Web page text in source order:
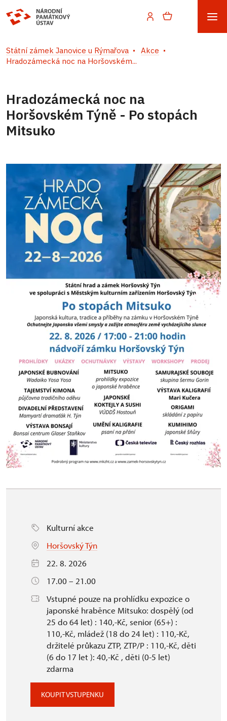
Státní zámek Janovice u Rýmařova
Akce
Hradozámecká noc na Horšovském...
Hradozámecká noc na
Horšovském Týně - Po stopách
Mitsuko
Kulturní akce
Horšovský Týn
22. 8. 2026
17.00 – 21.00
Vstupné pouze na prohlídku expozice o
japonské hraběnce Mitsuko: dospělý (od
25 do 64 let) : 140,-Kč, senior (65+) :
110,-Kč, mládež (18 do 24 let) : 110,-Kč,
držitelé průkazu ZTP, ZTP/P : 110,-Kč, děti
(6 do 17 let ): 40,-Kč , děti (0-5 let)
zdarma
KOUPIT VSTUPENKU